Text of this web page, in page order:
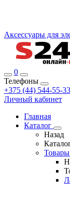
Аксессуары для
0
Телефоны
+375 (44) 544-55-33
Личный кабинет
Главная
Каталог
Назад